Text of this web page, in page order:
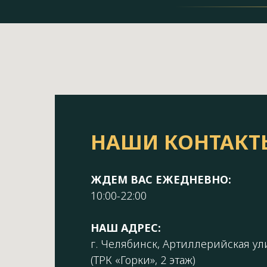
НАШИ
ЖДЕМ ВАС ЕЖЕДНЕВНО:
10:00-22:00
НАШ АДРЕС:
г. Челябинск, Артиллерийская
(ТРК «Горки», 2 этаж)